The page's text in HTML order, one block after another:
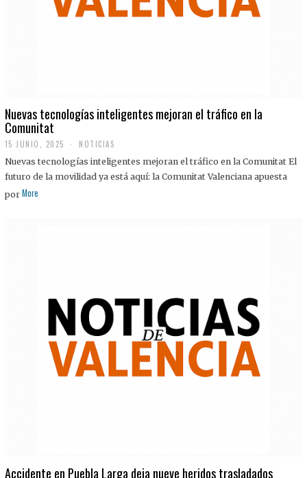
Nuevas tecnologías inteligentes mejoran el tráfico en la
Comunitat
15 JUNIO, 2025 NOTICIAS
Nuevas tecnologías inteligentes mejoran el tráfico en la Comunitat El
futuro de la movilidad ya está aquí: la Comunitat Valenciana apuesta
por More
Accidente en Puebla Larga deja nueve heridos trasladados